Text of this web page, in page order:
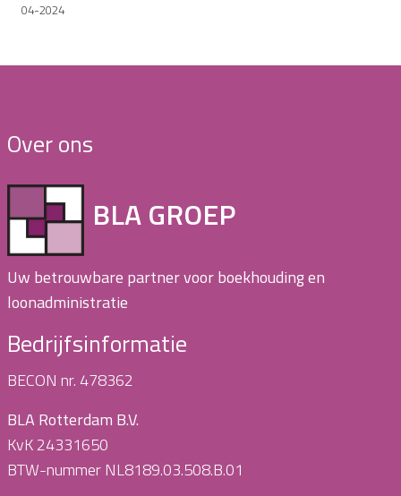
04-2024
Over ons
BLA GROEP
Uw betrouwbare partner voor boekhouding en
loonadministratie
Bedrijfsinformatie
BECON nr. 478362
BLA Rotterdam B.V.
KvK 24331650
BTW-nummer NL8189.03.508.B.01